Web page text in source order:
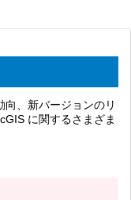
、新バージョンのリ
に関するさまざま